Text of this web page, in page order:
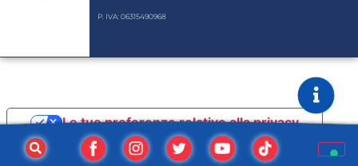
P. IVA: 06315490968
Informativa sulla raccolta
Le tue preferenze relative alla privacy